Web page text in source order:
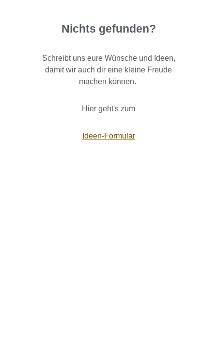
Nichts gefunden?
Schreibt uns eure Wünsche und Ideen,
damit wir auch dir eine kleine Freude
machen können.
Hier geht's zum
Ideen-Formular